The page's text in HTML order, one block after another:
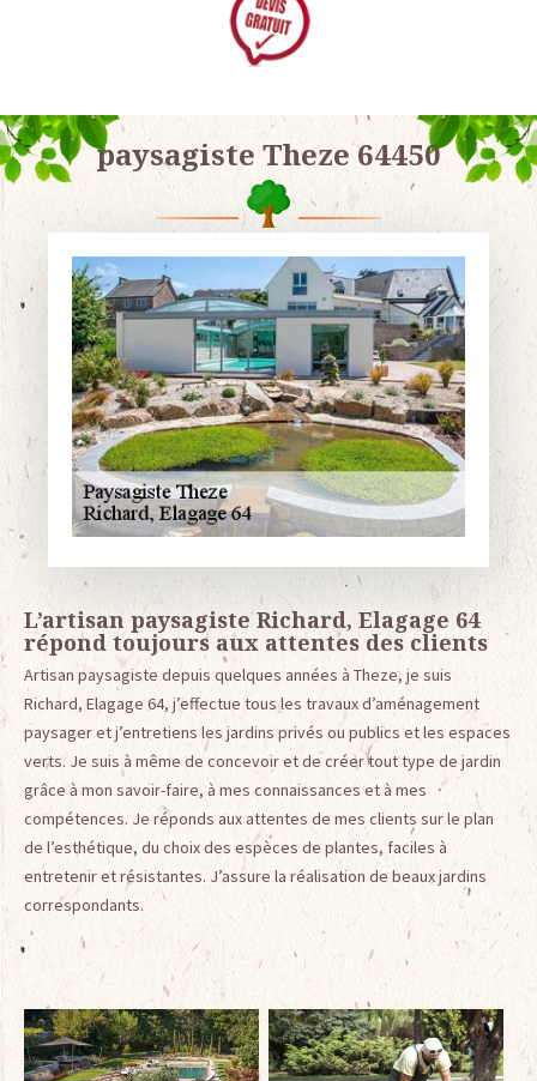
paysagiste Theze 64450
L’artisan paysagiste Richard, Elagage 64
répond toujours aux attentes des clients
Artisan paysagiste depuis quelques années à Theze, je suis
Richard, Elagage 64, j’effectue tous les travaux d’aménagement
paysager et j’entretiens les jardins privés ou publics et les espaces
verts. Je suis à même de concevoir et de créer tout type de jardin
grâce à mon savoir-faire, à mes connaissances et à mes
compétences. Je réponds aux attentes de mes clients sur le plan
de l’esthétique, du choix des espèces de plantes, faciles à
entretenir et résistantes. J’assure la réalisation de beaux jardins
correspondants.